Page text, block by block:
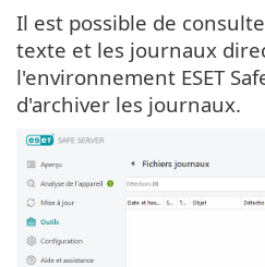
Il est possible de
texte et les journaux
l'environnement ESET
d'archiver les journaux.